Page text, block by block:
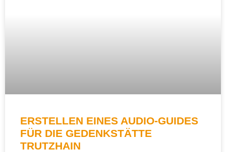
ERSTELLEN EINES AUDIO-GUIDES
FÜR DIE GEDENKSTÄTTE
TRUTZHAIN